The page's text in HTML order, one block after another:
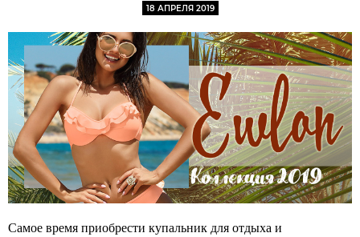
18 АПРЕЛЯ 2019
Самое время приобрести купальник для отдыха и